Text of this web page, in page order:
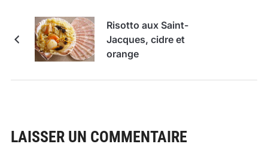
Risotto aux Saint-
Jacques, cidre et
orange
LAISSER UN COMMENTAIRE